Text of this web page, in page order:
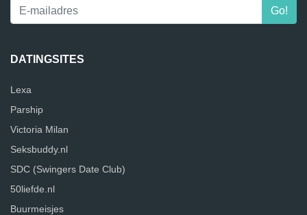
DATINGSITES
Lexa
Parship
Victoria Milan
Seksbuddy.nl
SDC (Swingers Date Club)
50liefde.nl
Buurmeisjes